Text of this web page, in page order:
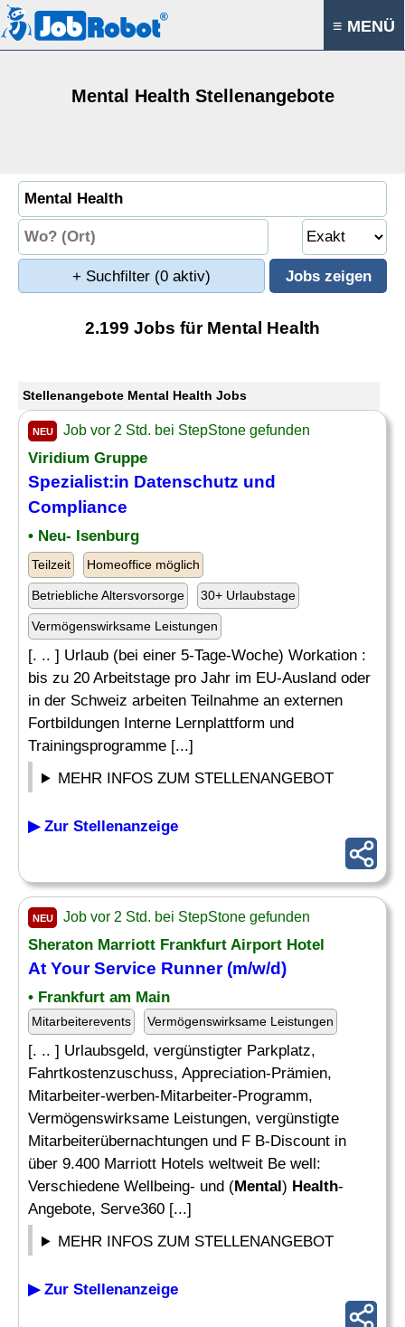
≡ MENÜ
Mental Health Stellenangebote
+ Suchfilter (0 aktiv)
2.199 Jobs für Mental Health
Stellenangebote Mental Health Jobs
NEU Job vor 2 Std. bei StepStone gefunden
Viridium Gruppe
Spezialist:in Datenschutz und
Compliance
• Neu- Isenburg
Teilzeit Homeoffice möglich
Betriebliche Altersvorsorge 30+ Urlaubstage
Vermögenswirksame Leistungen
[. .. ] Urlaub (bei einer 5-Tage-Woche) Workation :
bis zu 20 Arbeitstage pro Jahr im EU-Ausland oder
in der Schweiz arbeiten Teilnahme an externen
Fortbildungen Interne Lernplattform und
Trainingsprogramme [...]
MEHR INFOS ZUM STELLENANGEBOT
▶ Zur Stellenanzeige
NEU Job vor 2 Std. bei StepStone gefunden
Sheraton Marriott Frankfurt Airport Hotel
At Your Service Runner (m/w/d)
• Frankfurt am Main
Mitarbeiterevents Vermögenswirksame Leistungen
[. .. ] Urlaubsgeld, vergünstigter Parkplatz,
Fahrtkostenzuschuss, Appreciation-Prämien,
Mitarbeiter-werben-Mitarbeiter-Programm,
Vermögenswirksame Leistungen, vergünstigte
Mitarbeiterübernachtungen und F B-Discount in
über 9.400 Marriott Hotels weltweit Be well:
Verschiedene Wellbeing- und (Mental) Health-
Angebote, Serve360 [...]
MEHR INFOS ZUM STELLENANGEBOT
▶ Zur Stellenanzeige